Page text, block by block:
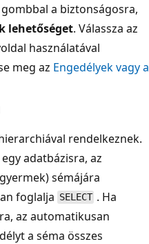
a biztonságosra,
lehetőséget. Válassza az
használatával
meg az Engedélyek vagy a
rendelkeznek.
egy adatbázisra, az
sémájára
foglalja SELECT . Ha
az automatikusan
a séma összes